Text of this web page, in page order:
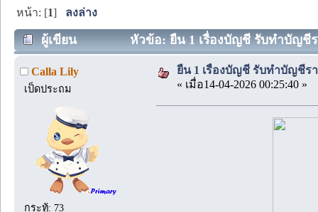
หน้า: [1] ลงล่าง
ผู้เขียน หัวข้อ: ยืน 1 เรื่องบัญชี รับทำบัญชีร
Calla Lily
เป็ดประถม
กระทู้: 73
ยืน 1 เรื่องบัญชี รับทำบัญชีร
« เมื่อ14-04-2026 00:25:40 »